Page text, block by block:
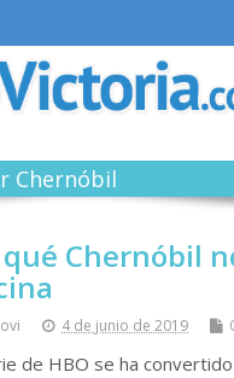
Chernóbil
qué Chernóbil
4 de junio de 2019
de HBO se ha